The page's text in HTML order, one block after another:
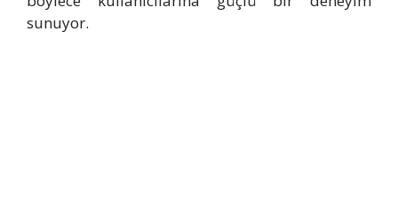
sunuyor.